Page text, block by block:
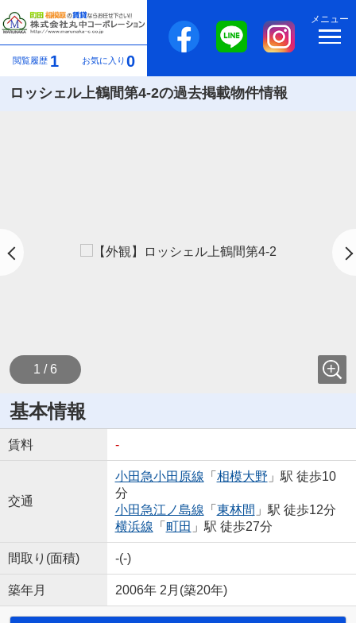
閲覧履歴 1 お気に入り 0
メニュー
ロッシェル上鶴間第4-2の過去掲載物件情報
1 / 6
基本情報
賃料 -
交通
小田急小田原線 「 相模大野 」駅 徒歩10
分
小田急江ノ島線 「 東林間 」駅 徒歩12分
横浜線 「 町田 」駅 徒歩27分
間取り(面積) -(-)
築年月 2006年 2月(築20年)